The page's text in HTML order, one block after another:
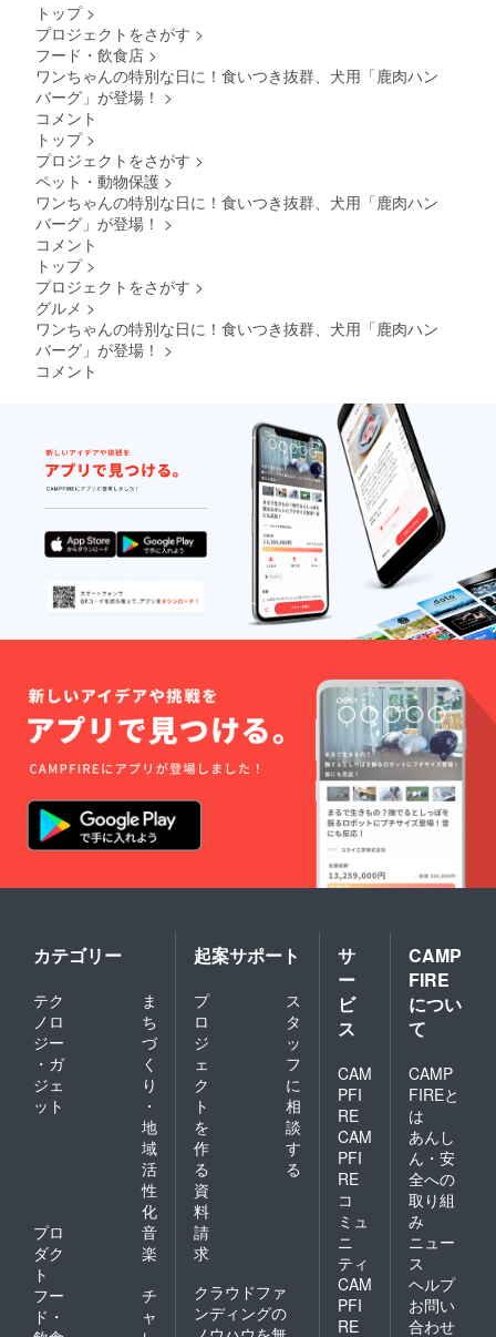
トップ >
プロジェクトをさがす >
フード・飲食店 >
ワンちゃんの特別な日に！食いつき抜群、犬用「鹿肉ハン
バーグ」が登場！ >
コメント
トップ >
プロジェクトをさがす >
ペット・動物保護 >
ワンちゃんの特別な日に！食いつき抜群、犬用「鹿肉ハン
バーグ」が登場！ >
コメント
トップ >
プロジェクトをさがす >
グルメ >
ワンちゃんの特別な日に！食いつき抜群、犬用「鹿肉ハン
バーグ」が登場！ >
コメント
カテゴリー
テク
ノロ
ジー
・ガ
ジェ
ット
ま
ち
づ
く
り
・
地
域
活
性
化
プロ
ダク
ト
音
楽
フー
ド・
チ
ャ
起案サポート
プ
ロ
ジ
ェ
ク
ト
を
作
る
ス
タ
ッ
フ
に
相
談
す
る
資
料
請
求
クラウドファ
ンディングの
サ
ー
ビ
ス
CAM
PFI
RE
CAM
PFI
RE
コ
ミュ
ニ
ティ
CAM
PFI
RE
CAMP
FIRE
につい
て
CAMP
FIREと
は
あんし
ん・安
全への
取り組
み
ニュー
ス
ヘルプ
お問い
合わせ